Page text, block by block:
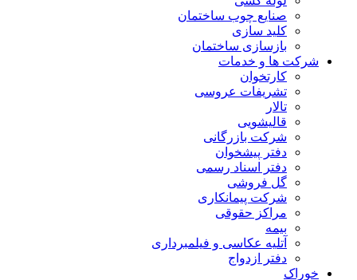
صنایع چوب ساختمان
کلید سازی
بازسازی ساختمان
شرکت ها و خدمات
کارتخوان
تشریفات عروسی
تالار
قالیشویی
شرکت بازرگانی
دفتر پیشخوان
دفتر اسناد رسمی
گل فروشی
شرکت پیمانکاری
مراکز حقوقی
بیمه
آتلیه عکاسی و فیلمبرداری
دفتر ازدواج
خوراک